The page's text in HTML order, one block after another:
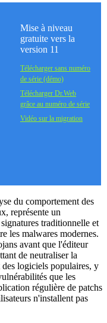
Mise à niveau
gratuite vers la
version 11
Télécharger sans numéro
de série (démo)
Télécharger Dr.Web
grâce au numéro de série
Vidéo sur la migration
du comportement des
représente un
traditionnelle et
les malwares modernes.
avant que l'éditeur
de neutraliser la
logiciels populaires, y
que les
régulière de patchs
n'installent pas